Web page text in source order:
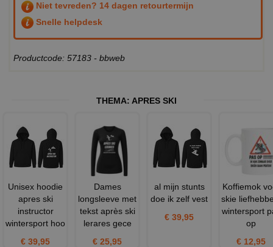
Niet tevreden? 14 dagen retourtermijn
Snelle helpdesk
Productcode: 57183 - bbweb
THEMA: APRES SKI
Unisex hoodie
apres ski
instructor
wintersport hoo
€ 39,95
Dames
longsleeve met
tekst après ski
lerares gece
€ 25,95
al mijn stunts
doe ik zelf vest
€ 39,95
Koffiemok
skie
wintersport
op
€ 12,95